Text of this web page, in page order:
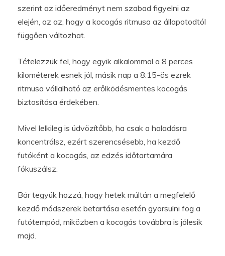
szerint az időeredményt nem szabad figyelni az
elején, az az, hogy a kocogás ritmusa az állapotodtól
függően változhat.
Tételezzük fel, hogy egyik alkalommal a 8 perces
kilométerek esnek jól, másik nap a 8:15-ös ezrek
ritmusa vállalható az erőlködésmentes kocogás
biztosítása érdekében.
Mivel lelkileg is üdvözítőbb, ha csak a haladásra
koncentrálsz, ezért szerencsésebb, ha kezdő
futóként a kocogás, az edzés időtartamára
fókuszálsz.
Bár tegyük hozzá, hogy hetek múltán a megfelelő
kezdő módszerek betartása esetén gyorsulni fog a
futótempód, miközben a kocogás továbbra is jólesik
majd.